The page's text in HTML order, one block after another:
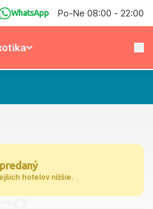
WhatsApp Po-Ne 08:00 - 22:00
hotelov nižšie.